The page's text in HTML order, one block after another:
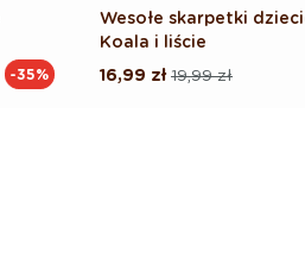
-35%
Wesołe skarpetki
Koala i liście
Cena
19,99 zł
Cena
16,99 zł